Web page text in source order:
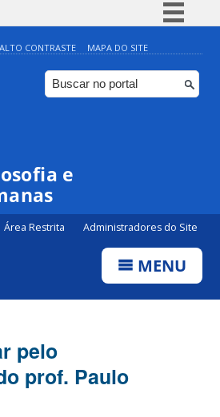
Simplifique!
Comunica BR
Participe
ALTO CONTRASTE MAPA DO SITE
e
Área Restrita Administradores do Site
MENU
pelo
prof. Paulo